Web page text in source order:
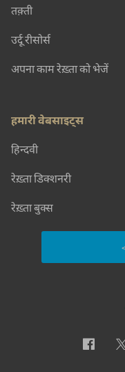
तक़्ती
उर्दू रीसोर्स
अपना काम रेख़्ता को भेजें
हमारी वेबसाइट्स
हिन्दवी
रेख़्ता डिक्शनरी
रेख़्ता बुक्स